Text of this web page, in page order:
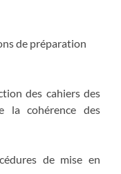
de préparation
des cahiers des
la cohérence des
de mise en